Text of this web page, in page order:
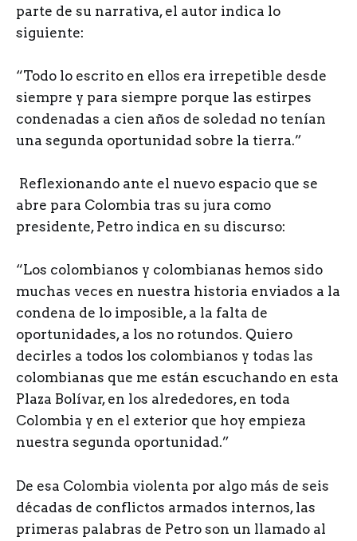
parte de su narrativa, el autor indica lo
siguiente:
“Todo lo escrito en ellos era irrepetible desde
siempre y para siempre porque las estirpes
condenadas a cien años de soledad no tenían
una segunda oportunidad sobre la tierra.”
Reflexionando ante el nuevo espacio que se
abre para Colombia tras su jura como
presidente, Petro indica en su discurso:
“Los colombianos y colombianas hemos sido
muchas veces en nuestra historia enviados a la
condena de lo imposible, a la falta de
oportunidades, a los no rotundos. Quiero
decirles a todos los colombianos y todas las
colombianas que me están escuchando en esta
Plaza Bolívar, en los alrededores, en toda
Colombia y en el exterior que hoy empieza
nuestra segunda oportunidad.”
De esa Colombia violenta por algo más de seis
décadas de conflictos armados internos, las
primeras palabras de Petro son un llamado al